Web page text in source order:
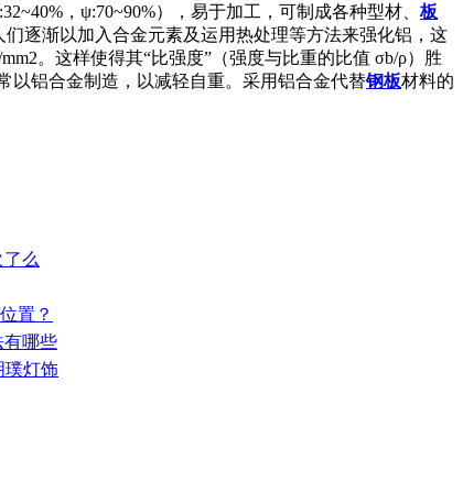
，ψ:70~90%），易于加工，可制成各种型材、 板
逐渐以加入合金元素及运用热处理等方法来强化铝，这
。这样使得其“比强度”（强度与比重的比值 σb/ρ）胜
以铝合金制造，以减轻自重。采用铝合金代替钢板材料的
么
置？
有哪些
璞灯饰